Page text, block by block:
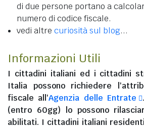
di due persone portano a
numero di codice fiscale.
vedi altre curiosità sul blog...
Informazioni Utili
I cittadini italiani ed i cittadini
Italia possono richiedere
fiscale all'Agenzia delle Entrate
(entro 60gg) lo possono
abilitati. I cittadini italiani